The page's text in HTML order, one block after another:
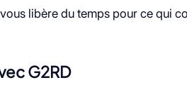
libère du temps pour ce qui
G2RD